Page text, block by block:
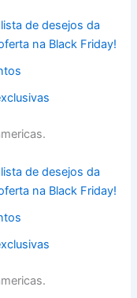
de desejos da
na Black Friday!
de desejos da
na Black Friday!